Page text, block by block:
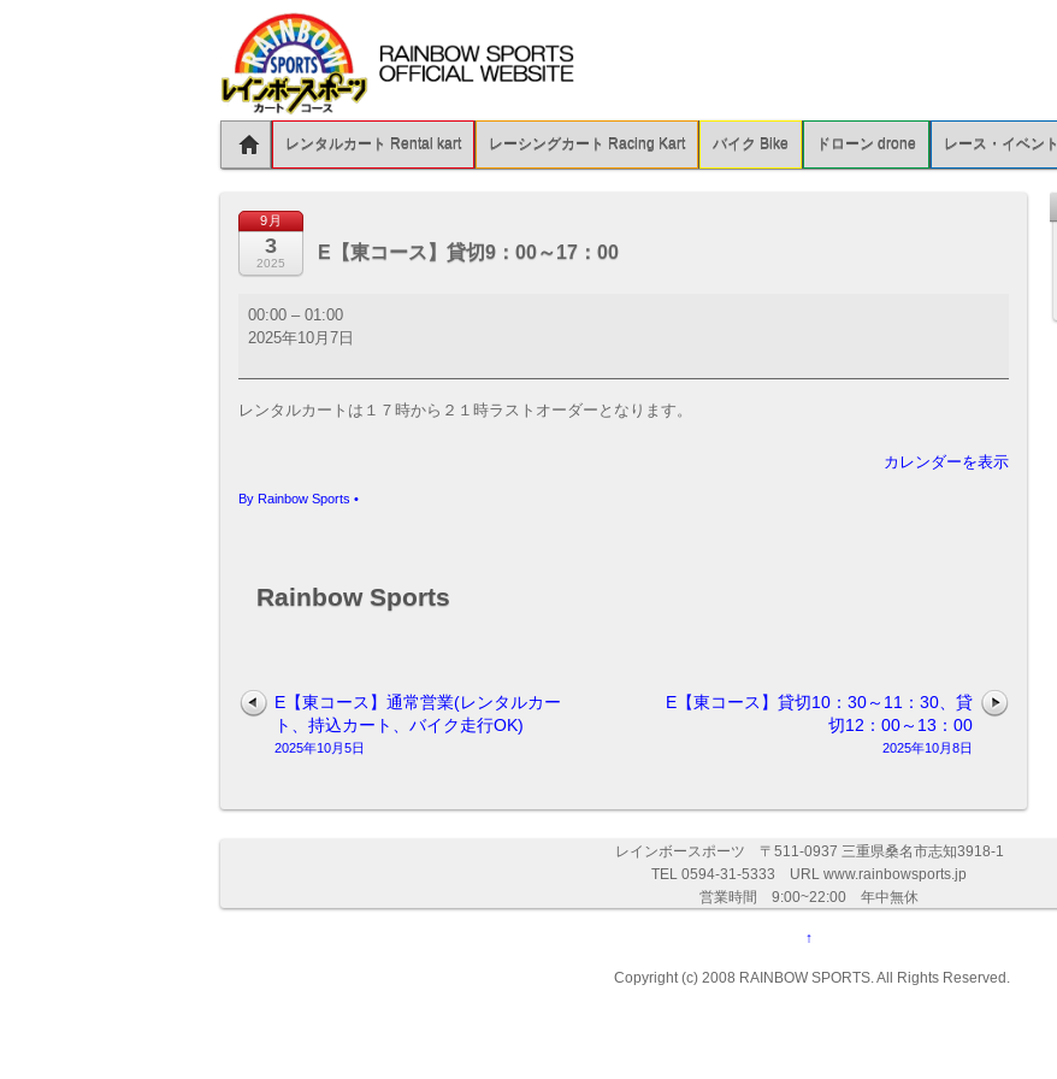
レンタルカート Rental kart レーシングカート Racing Kart バイク Bike ドローン drone レース・イベント
9月
3
2025
E【東コース】貸切9：00～17：00
E【東
コ
切
17：
00:00 – 01:00
2025年10月7日
レンタルカートは１７時から２１時ラストオーダーとなります。
カレンダーを表示
By Rainbow Sports •
Rainbow Sports
E【東コース】通常営業(レンタルカー
ト、持込カート、バイク走行OK)
2025年10月5日
E【東コース】貸切10：30～11：30、貸
切12：00～13：00
2025年10月8日
レインボースポーツ 〒511-0937 三重県桑名市志知3918-1
TEL 0594-31-5333 URL www.rainbowsports.jp
営業時間 9:00~22:00 年中無休
↑
Copyright (c) 2008 RAINBOW SPORTS. All Rights Reserved.